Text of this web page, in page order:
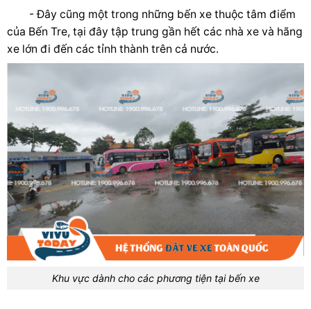
- Đây cũng một trong những bến xe thuộc tâm điểm
của Bến Tre, tại đây tập trung gần hết các nhà xe và hãng
xe lớn đi đến các tỉnh thành trên cả nước.
Khu vực dành cho các phương tiện tại bến xe